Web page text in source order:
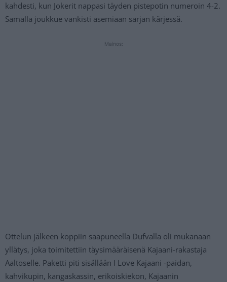
kahdesti, kun Jokerit nappasi täyden pistepotin numeroin 4-2.
Samalla joukkue vankisti asemiaan sarjan kärjessä.
Mainos:
Ottelun jälkeen koppiin saapuneella Dufvalla oli mukanaan
yllätys, joka toimitettiin täysimääräisenä Kajaani-rakastaja
Aaltoselle. Paketti piti sisällään I Love Kajaani -paidan,
kahvikupin, kangaskassin, erikoiskiekon, Kajaanin